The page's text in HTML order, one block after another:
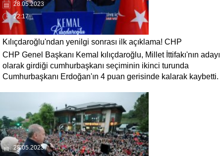
28.05.2023
22:17
Kılıçdaroğlu'ndan yenilgi sonrası ilk açıklama! CHP
liderliğinden istifa etmeyecek
CHP Genel Başkanı Kemal kılıçdaroğlu, Millet İttifakı'nın adayı
olarak girdiği cumhurbaşkanı seçiminin ikinci turunda
Cumhurbaşkanı Erdoğan'ın 4 puan gerisinde kalarak kaybetti.
CHP liderliğinin istifa edecek mi sorusu cevabını buldu.
Kılıçdaroğlu, istifa etmeyeceğini ve mücadeleye devam
edeceğini açıkladı.
28.05.2023